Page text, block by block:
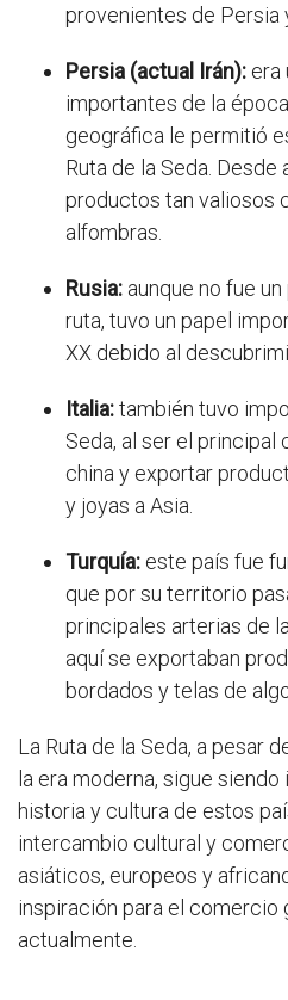
provenientes de Persia
Persia (actual Irán): era
importantes de la
geográfica le permitió
Ruta de la Seda. Desde
productos tan valiosos
alfombras.
Rusia: aunque no fue
ruta, tuvo un papel
XX debido al
Italia:también tuvo
Seda, al ser el principal
china y exportar
y joyas a Asia.
Turquía: este país fue
que por su territorio
principales arterias de
aquí se exportaban
bordados y telas de
La Ruta de la Seda, a pesar
la era moderna, sigue
historia y cultura de estos
intercambio cultural y
asiáticos, europeos y
inspiración para el comercio
actualmente.